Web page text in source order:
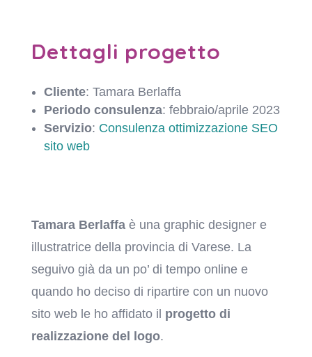
Dettagli progetto
Cliente: Tamara Berlaffa
Periodo consulenza: febbraio/aprile 2023
Servizio: Consulenza ottimizzazione SEO
sito web
Tamara Berlaffaè una graphic designer e
illustratrice della provincia di Varese. La
seguivo già da un po’ di tempo online e
quando ho deciso di ripartire con un nuovo
sito web le ho affidato il progetto di
realizzazione del logo.